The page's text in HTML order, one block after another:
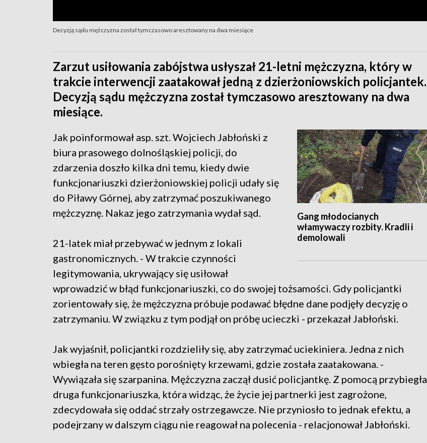
Decyzją sądu mężczyzna został tymczasowo aresztowany na dwa miesiące
Zarzut usiłowania zabójstwa usłyszał 21-letni mężczyzna, który w
trakcie interwencji zaatakował jedną z dzierżoniowskich policjantek.
Decyzją sądu mężczyzna został tymczasowo aresztowany na dwa
miesiące.
Gang młodocianych
włamywaczy rozbity. Kradli i
demolowali
Jak poinformował asp. szt. Wojciech Jabłoński z
biura prasowego dolnośląskiej policji, do
zdarzenia doszło kilka dni temu, kiedy dwie
funkcjonariuszki dzierżoniowskiej policji udały się
do Piławy Górnej, aby zatrzymać poszukiwanego
mężczyznę. Nakaz jego zatrzymania wydał sąd.
21-latek miał przebywać w jednym z lokali
gastronomicznych. - W trakcie czynności
legitymowania, ukrywający się usiłował
wprowadzić w błąd funkcjonariuszki, co do swojej tożsamości. Gdy policjantki
zorientowały się, że mężczyzna próbuje podawać błędne dane podjęły decyzję o
zatrzymaniu. W związku z tym podjął on próbę ucieczki - przekazał Jabłoński.
Jak wyjaśnił, policjantki rozdzieliły się, aby zatrzymać uciekiniera. Jedna z nich
wbiegła na teren gęsto porośnięty krzewami, gdzie została zaatakowana. -
Wywiązała się szarpanina. Mężczyzna zaczął dusić policjantkę. Z pomocą przybiegła
druga funkcjonariuszka, która widząc, że życie jej partnerki jest zagrożone,
zdecydowała się oddać strzały ostrzegawcze. Nie przyniosło to jednak efektu, a
podejrzany w dalszym ciągu nie reagował na polecenia - relacjonował Jabłoński.